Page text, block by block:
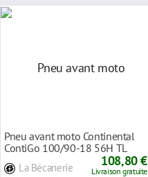
Pneu avant moto Continental
ContiGo 100/90-18 56H TL
La Bécanerie 108,80 €
Livraison gratuite